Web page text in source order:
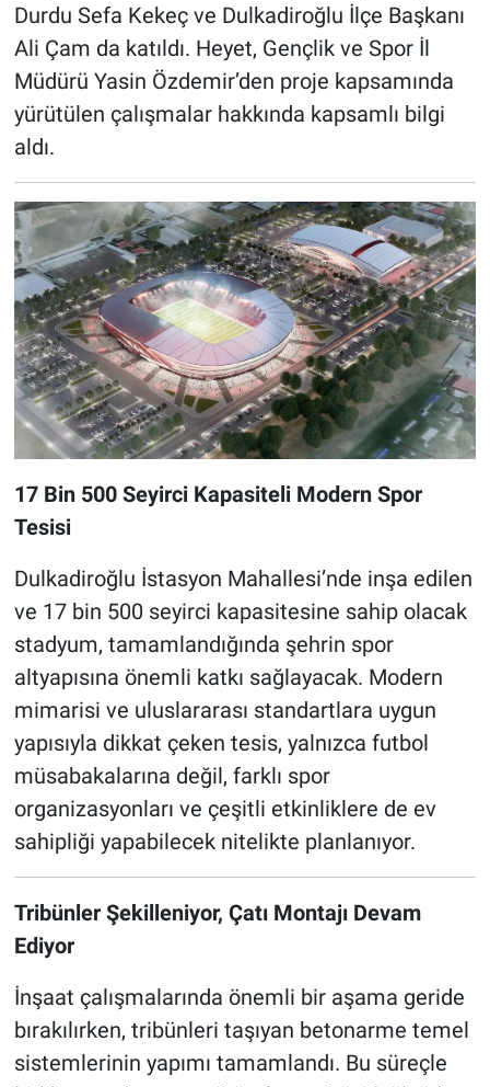
Durdu Sefa Kekeç ve Dulkadiroğlu İlçe Başkanı
Ali Çam da katıldı. Heyet, Gençlik ve Spor İl
Müdürü Yasin Özdemir’den proje kapsamında
yürütülen çalışmalar hakkında kapsamlı bilgi
aldı.
17 Bin 500 Seyirci Kapasiteli Modern Spor
Tesisi
Dulkadiroğlu İstasyon Mahallesi’nde inşa edilen
ve 17 bin 500 seyirci kapasitesine sahip olacak
stadyum, tamamlandığında şehrin spor
altyapısına önemli katkı sağlayacak. Modern
mimarisi ve uluslararası standartlara uygun
yapısıyla dikkat çeken tesis, yalnızca futbol
müsabakalarına değil, farklı spor
organizasyonları ve çeşitli etkinliklere de ev
sahipliği yapabilecek nitelikte planlanıyor.
Tribünler Şekilleniyor, Çatı Montajı Devam
Ediyor
İnşaat çalışmalarında önemli bir aşama geride
bırakılırken, tribünleri taşıyan betonarme temel
sistemlerinin yapımı tamamlandı. Bu süreçle